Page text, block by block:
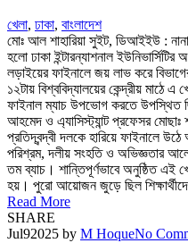
খেলা, ঢাকা, বাংলাদেশ
মোঃ আল শাহারিয়া সুইট, ডিআইইউ :
হলো ঢাকা ইন্টারন্যাশনাল ইউনিভার্সিটির
লড়াইয়ের ফাইনালে জয় লাভ করে
১২টায় বিশ্ববিদ্যালয়ের কেন্দ্রীয় মাঠে
ফাইনাল ম্যাচ উপভোগ করতে উপস্থিত
আহমেদ ও এ্যাসিস্ট্যান্ট প্রফেসর মোছাঃ
প্রতিদ্বন্দ্বী দলকে হারিয়ে ফাইনালে
পরিশ্রম, দলীয় সংহতি ও অভিজ্ঞতার
তম ব্যাচ। শান্তিপূর্ণভাবে অনুষ্ঠিত এই
হয়। পুরো আয়োজন জুড়ে ছিল
Read More
SHARE
Jul92025 by M HoqueNo